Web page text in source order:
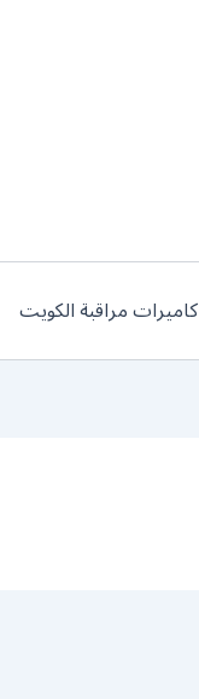
كاميرات مراقبة الكويت